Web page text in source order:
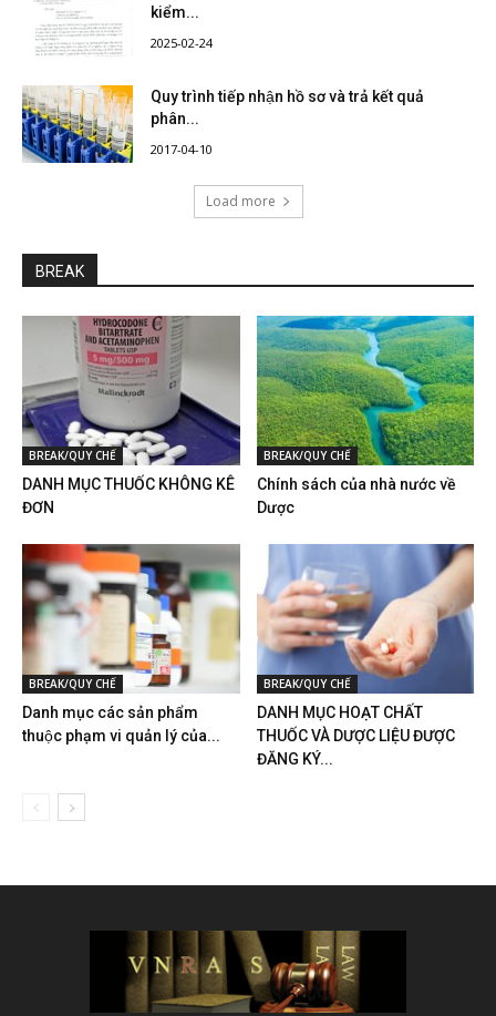
kiểm...
2025-02-24
Quy trình tiếp nhận hồ sơ và trả kết quả
phân...
2017-04-10
Load more
BREAK
BREAK/QUY CHẾ
DANH MỤC THUỐC KHÔNG KÊ
ĐƠN
BREAK/QUY CHẾ
Chính sách của nhà nước về
Dược
BREAK/QUY CHẾ
Danh mục các sản phẩm
thuộc phạm vi quản lý của...
BREAK/QUY CHẾ
DANH MỤC HOẠT CHẤT
THUỐC VÀ DƯỢC LIỆU ĐƯỢC
ĐĂNG KÝ...